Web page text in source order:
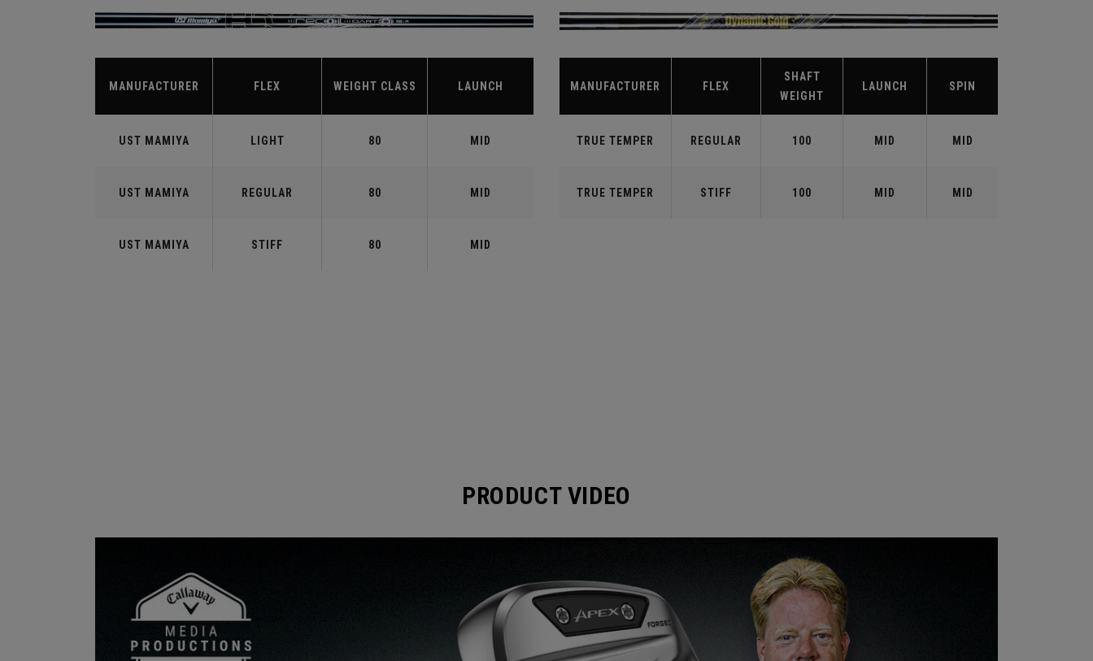
MANUFACTURER FLEX WEIGHT CLASS LAUNCH
UST MAMIYA LIGHT 80 MID
UST MAMIYA REGULAR 80 MID
UST MAMIYA STIFF 80 MID
MANUFACTURER FLEX
SHAFT
WEIGHT
LAUNCH SPIN
TRUE TEMPER REGULAR 100 MID MID
TRUE TEMPER STIFF 100 MID MID
PRODUCT VIDEO